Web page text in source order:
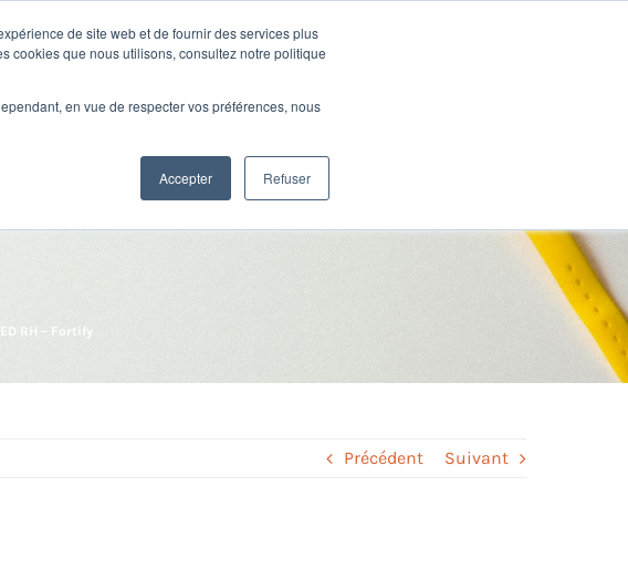
de site web et de fournir des services plus
cookies que nous utilisons, consultez notre politique
en vue de respecter vos préférences, nous
Accepter Refuser
Fortify Ressources SUPPORT
la GED RH –
RH – Fortify
Précédent Suivant